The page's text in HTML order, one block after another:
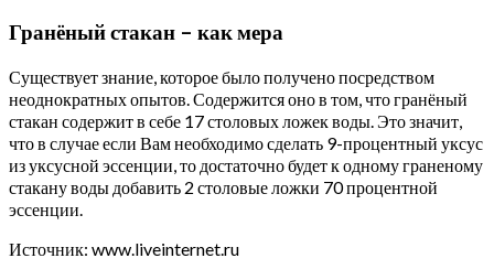
Гранёный стакан – как мера
Существует знание, которое было получено посредством
неоднократных опытов. Содержится оно в том, что гранёный
стакан содержит в себе 17 столовых ложек воды. Это значит,
что в случае если Вам необходимо сделать 9-процентный уксус
из уксусной эссенции, то достаточно будет к одному граненому
стакану воды добавить 2 столовые ложки 70 процентной
эссенции.
Источник: www.liveinternet.ru